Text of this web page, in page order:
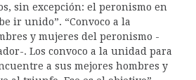
sin excepción: el peronismo en
ir unido”. “Convoco a la
y mujeres del peronismo -
. Los convoco a la unidad para
a sus mejores hombres y